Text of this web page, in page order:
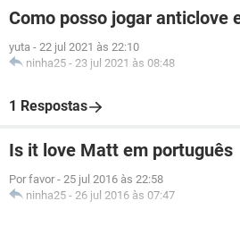
Como posso jogar anticlove
yuta - 22 jul 2021 às 22:10
ninha25 - 23 jul 2021 às 08:48
1 Respostas
Is it love Matt em português
Por favor - 25 jul 2016 às 22:58
ninha25 - 26 jul 2016 às 07:47